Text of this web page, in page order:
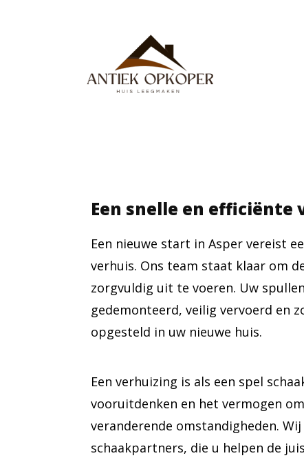
Een snelle en efficiënte
Een nieuwe start in Asper vereist
verhuis. Ons team staat klaar om
zorgvuldig uit te voeren. Uw
gedemonteerd, veilig vervoerd en
opgesteld in uw nieuwe huis.
Een verhuizing is als een spel
vooruitdenken en het vermogen
veranderende omstandigheden.
schaakpartners, die u helpen de